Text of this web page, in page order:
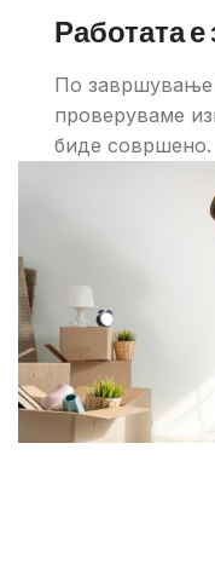
Работата
По завршување
проверуваме
биде совршено.